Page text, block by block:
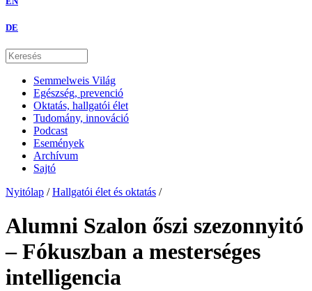
DE
Semmelweis Világ
Egészség, prevenció
Oktatás, hallgatói élet
Tudomány, innováció
Podcast
Események
Archívum
Sajtó
Nyitólap / Hallgatói élet és oktatás /
Alumni Szalon őszi szezonnyitó
– Fókuszban a mesterséges
intelligencia